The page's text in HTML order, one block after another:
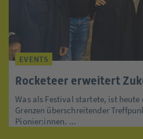
EVENTS
Rocketeer erweitert
Was als Festival startete, ist
Grenzen überschreitender
Pionier:innen. ...